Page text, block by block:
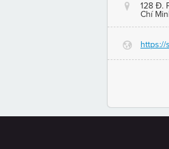
@
128 Đ.
Chí
G https://